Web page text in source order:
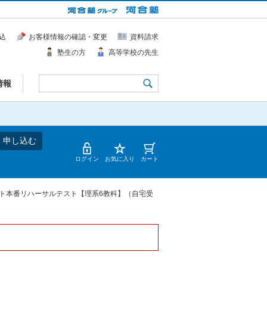
報
お客様情報の確認・変更
資料請求
塾生の方
高等学校の先生
申し込む
ログイン お気に入り カート
本番リハーサルテスト【理系6教科】（自宅受